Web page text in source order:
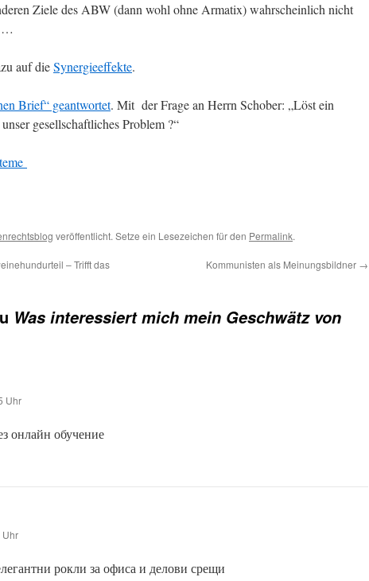
Ziele des ABW (dann wohl ohne Armatix) wahrscheinlich nicht
auf dieSynergieeffekte.
Brief“ geantwortet. Mit der Frage an Herrn Schober: „Löst ein
gesellschaftliches Problem ?“
veröffentlicht. Setze ein Lesezeichen für den Permalink.
– Trifft das
Kommunisten als Meinungsbildner →
Was interessiert mich mein Geschwätz von
Uhr
онлайн обучение
Uhr
рокли за офиса и делови срещи